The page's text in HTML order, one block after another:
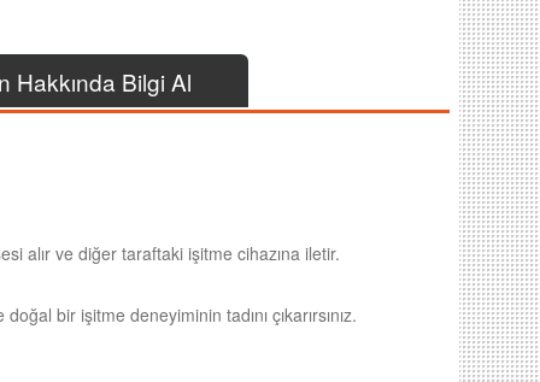
Hakkında Bilgi Al
alır ve diğer taraftaki işitme cihazına iletir.
bir işitme deneyiminin tadını çıkarırsınız.